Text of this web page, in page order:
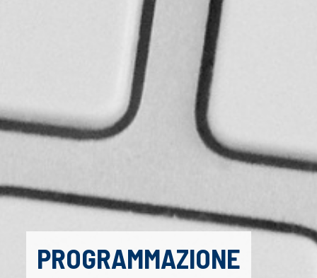
PROGRAMMAZIONE